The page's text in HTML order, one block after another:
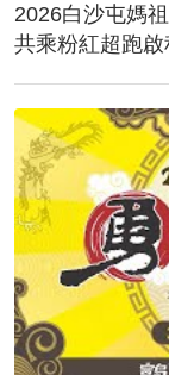
2026白沙屯媽
共乘粉紅超跑